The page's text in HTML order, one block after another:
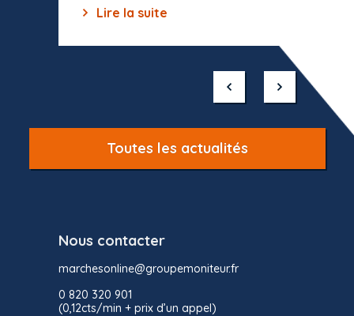
Lire la suite
Toutes les actualités
Nous contacter
marchesonline@groupemoniteur.fr
0 820 320 901
(0,12cts/min + prix d’un appel)